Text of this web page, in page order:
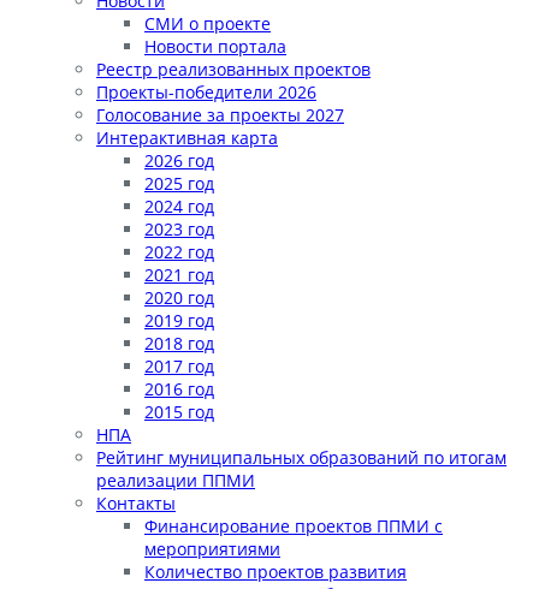
СМИ о проекте
Новости портала
Реестр реализованных проектов
Проекты-победители 2026
Голосование за проекты 2027
Интерактивная карта
2026 год
2025 год
2024 год
2023 год
2022 год
2021 год
2020 год
2019 год
2018 год
2017 год
2016 год
2015 год
НПА
Рейтинг муниципальных образований по итогам
реализации ППМИ
Контакты
Финансирование проектов ППМИ с
мероприятиями
Количество проектов развития